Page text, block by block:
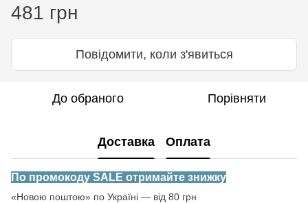
481 грн
Повідомити, коли з'явиться
До обраного Порівняти
Доставка Оплата
По промокоду SALE отримайте знижку
«Новою поштою» по Україні — від 80 грн